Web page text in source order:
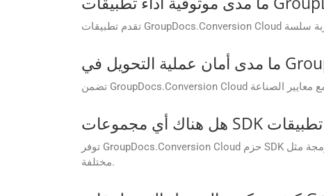
توفر GroupDocs.Conversion Cloud حزم SDK للعديد من لغات البرمجة مثل .NET وJava وAndroid وPHP وNode.js وPython وRuby وcURL وGo، مما يسهل دمجها في بيئات تطوير
مختلفة.